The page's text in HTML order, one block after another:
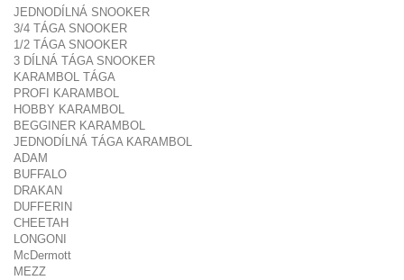
JEDNODÍLNÁ SNOOKER
3/4 TÁGA SNOOKER
1/2 TÁGA SNOOKER
3 DÍLNÁ TÁGA SNOOKER
KARAMBOL TÁGA
PROFI KARAMBOL
HOBBY KARAMBOL
BEGGINER KARAMBOL
JEDNODÍLNÁ TÁGA KARAMBOL
ADAM
BUFFALO
DRAKAN
DUFFERIN
CHEETAH
LONGONI
McDermott
MEZZ